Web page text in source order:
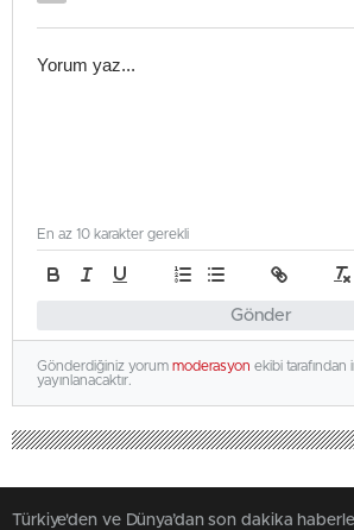
Gönder
En az 10 karakter gerekli
Gönderdiğiniz yorum moderasyon ekibi
yayınlanacaktır.
Türkiye'den ve Dünya’dan son dakika